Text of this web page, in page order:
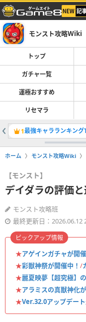
モンスト攻略Wiki
トップ
ガチャ一覧
運極おすすめ
リセマラ
1最強キャラランキン
ホーム モンスト攻略Wiki
【モンスト】
デイダラの評価
モンスト攻略班
最終更新日：2026.06.12
★アゲインガチャが開
★彩獣神祭が開催中！ /
★麗夏映夢【超究極】
★アラミスの真獣神化
★Ver.32.0アップデート
ピックアップ情報